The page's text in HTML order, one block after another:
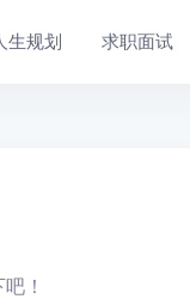
生规划 求职面试
！